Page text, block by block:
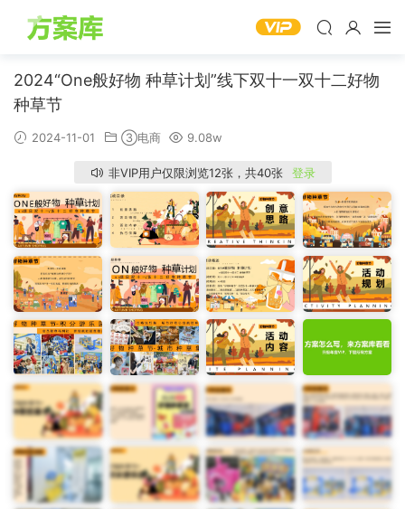
2024“One般好物 种草计划”线下双十一双十二好物
种草节
2024-11-01 ③电商 9.08w
非VIP用户仅限浏览12张，共40张 登录